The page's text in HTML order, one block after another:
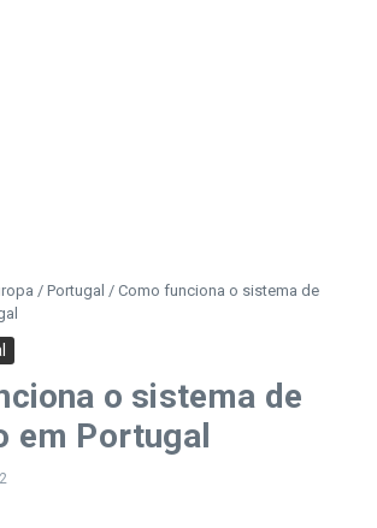
/ Portugal / Como funciona o sistema de
o sistema de
em Portugal